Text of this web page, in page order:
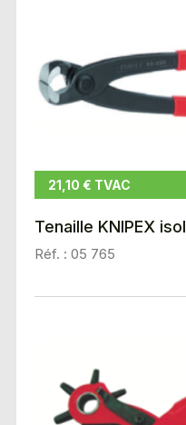
21,10 € TVAC
Tenaille KNIPEX
Réf. : 05 765